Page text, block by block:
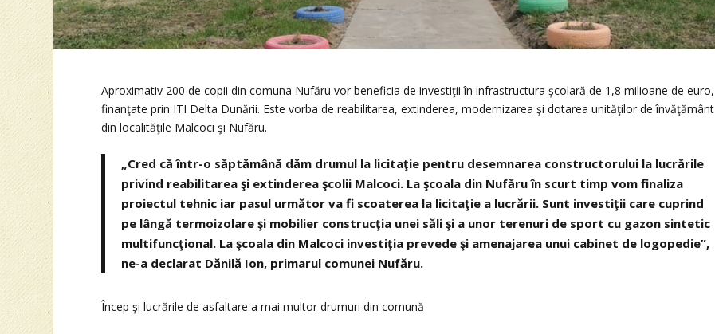
Aproximativ 200 de copii din comuna Nufăru vor beneficia de investiţii în infrastructura şcolară de 1,8 milioane de euro,
finanţate prin ITI Delta Dunării. Este vorba de reabilitarea, extinderea, modernizarea şi dotarea unităţilor de învăţământ
din localităţile Malcoci şi Nufăru.
„Cred că într-o săptămână dăm drumul la licitaţie pentru desemnarea constructorului la lucrările
privind reabilitarea şi extinderea şcolii Malcoci. La şcoala din Nufăru în scurt timp vom finaliza
proiectul tehnic iar pasul următor va fi scoaterea la licitaţie a lucrării. Sunt investiţii care cuprind
pe lângă termoizolare şi mobilier construcţia unei săli şi a unor terenuri de sport cu gazon sintetic
multifuncţional. La şcoala din Malcoci investiţia prevede şi amenajarea unui cabinet de logopedie”,
ne-a declarat Dănilă Ion, primarul comunei Nufăru.
Încep şi lucrările de asfaltare a mai multor drumuri din comună